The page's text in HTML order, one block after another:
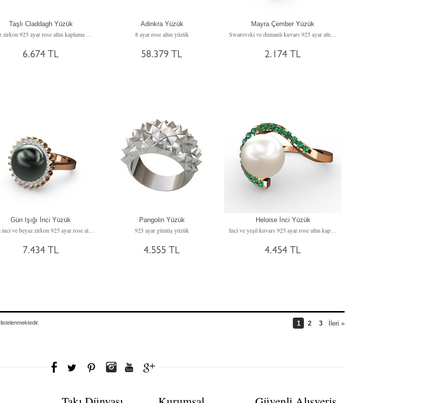
Taşlı Claddagh Yüzük
6.674 TL
Adinkra Yüzük
8 ayar rose altın yüzük
58.379 TL
Mayra Çember Yüzük
2.174 TL
Gün Işığı İnci Yüzük
7.434 TL
Pangolin Yüzük
925 ayar gümüş yüzük
4.555 TL
Heloise İnci Yüzük
4.454 TL
listelenmektedir. İleri »
1 2 3